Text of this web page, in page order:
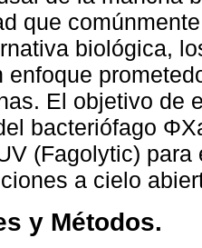
que
biológica,
enfoque
El objetivo de
bacteriófago
(Fagolytic)
a cielo
y Métodos.